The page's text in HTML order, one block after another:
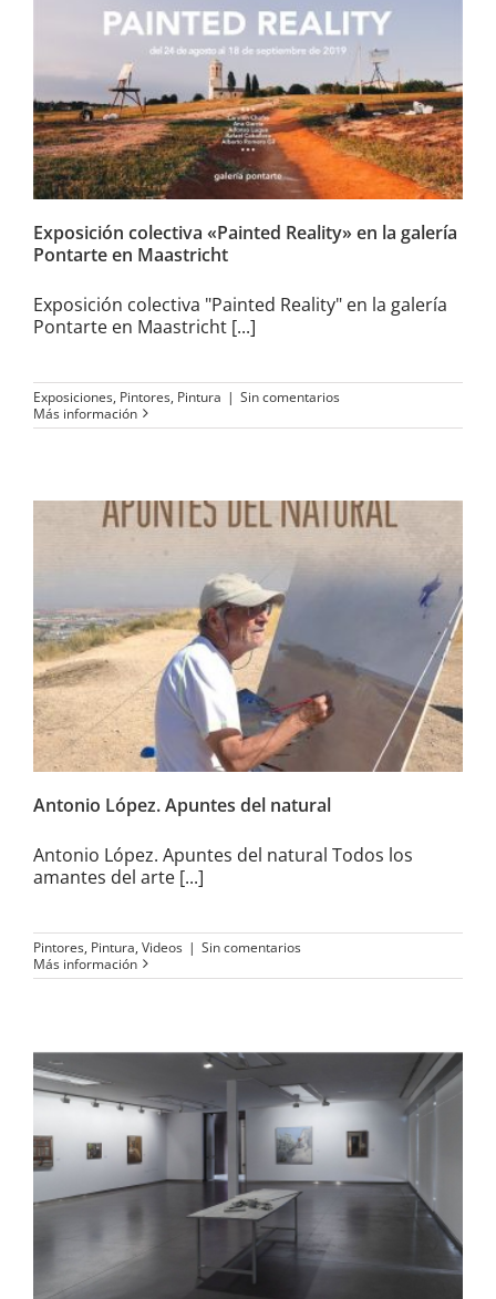
Exposición colectiva «Painted
Reality» en la galería Pontarte
en Maastricht
Exposición colectiva «Painted Reality» en la galería
Pontarte en Maastricht
Exposición colectiva "Painted Reality" en la galería
Pontarte en Maastricht [...]
Exposiciones, Pintores, Pintura | Sin comentarios
Más información
Antonio López. Apuntes del
natural
Antonio López. Apuntes del natural
Antonio López. Apuntes del natural Todos los
amantes del arte [...]
Pintores, Pintura, Videos | Sin comentarios
Más información
Seducidos por la realidad en
Domus Artium 2002 del 20 de
septiembre de 2018 al 7 de
enero de 2019